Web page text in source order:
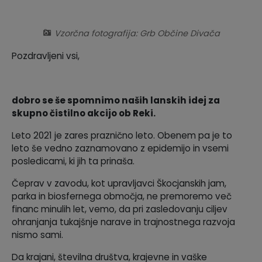
Vzorčna fotografija: Grb Občine Divača
Pozdravljeni vsi,
dobro se še spomnimo naših lanskih idej za
skupno čistilno akcijo ob Reki.
Leto 2021 je zares praznično leto. Obenem pa je to
leto še vedno zaznamovano z epidemijo in vsemi
posledicami, ki jih ta prinaša.
Čeprav v zavodu, kot upravljavci Škocjanskih jam,
parka in biosfernega območja, ne premoremo več
financ minulih let, vemo, da pri zasledovanju ciljev
ohranjanja tukajšnje narave in trajnostnega razvoja
nismo sami.
Da krajani, številna društva, krajevne in vaške
Varstvo osebnih podatkov
Temeljni akti
Strateški dokumenti
Katalog informacij javnega značaja
Lokalne volitve